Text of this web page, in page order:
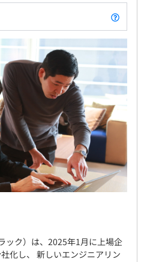
ック）は、2025年1月に上場企
化し、 新しいエンジニアリン